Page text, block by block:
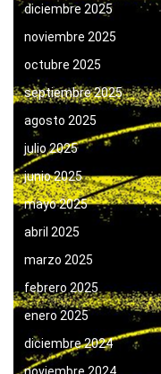
diciembre 2025
noviembre 2025
octubre 2025
septiembre 2025
agosto 2025
julio 2025
junio 2025
mayo 2025
abril 2025
marzo 2025
febrero 2025
enero 2025
diciembre 2024